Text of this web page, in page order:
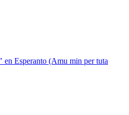
en Esperanto (Amu min per tuta